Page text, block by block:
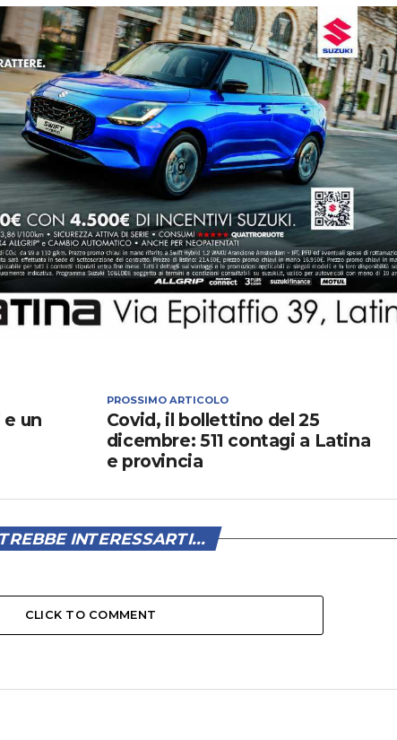
PROSSIMO ARTICOLO
Covid, il bollettino del 25
dicembre: 511 contagi a Latina
e provincia
un
INTERESSARTI...
CLICK TO COMMENT